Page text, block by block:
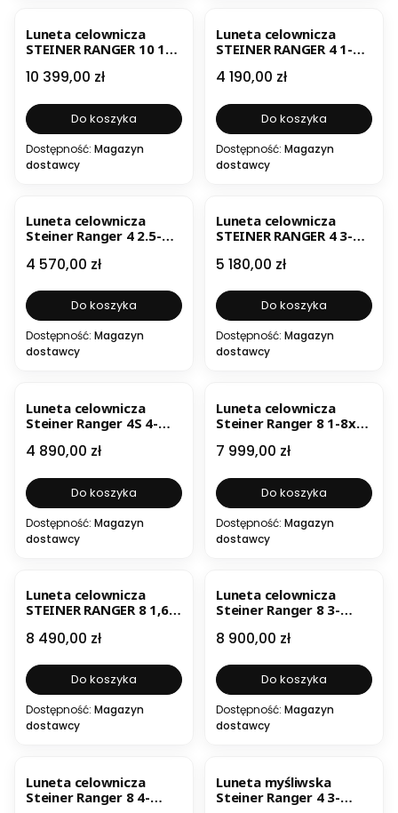
Luneta celownicza
STEINER RANGER 10 1-
Cena
10 399,00 zł
Do koszyka
Dostępność: Magazyn
dostawcy
Luneta celownicza
STEINER RANGER 4 1-
Cena
4 190,00 zł
Do koszyka
Dostępność: Magazyn
dostawcy
Luneta celownicza
Steiner Ranger 4 2.5-
Cena
4 570,00 zł
Do koszyka
Dostępność: Magazyn
dostawcy
Luneta celownicza
STEINER RANGER 4 3-
Cena
5 180,00 zł
Do koszyka
Dostępność: Magazyn
dostawcy
Luneta celownicza
Steiner Ranger 4S 4-
Cena
4 890,00 zł
Do koszyka
Dostępność: Magazyn
dostawcy
Luneta celownicza
Steiner Ranger 8 1-8x24
Cena
7 999,00 zł
Do koszyka
Dostępność: Magazyn
dostawcy
Luneta celownicza
STEINER RANGER 8 1,6-
Cena
8 490,00 zł
Do koszyka
Dostępność: Magazyn
dostawcy
Luneta celownicza
Steiner Ranger 8 3-
Cena
8 900,00 zł
Do koszyka
Dostępność: Magazyn
dostawcy
Luneta celownicza
Steiner Ranger 8 4-
Luneta myśliwska
Steiner Ranger 4 3-